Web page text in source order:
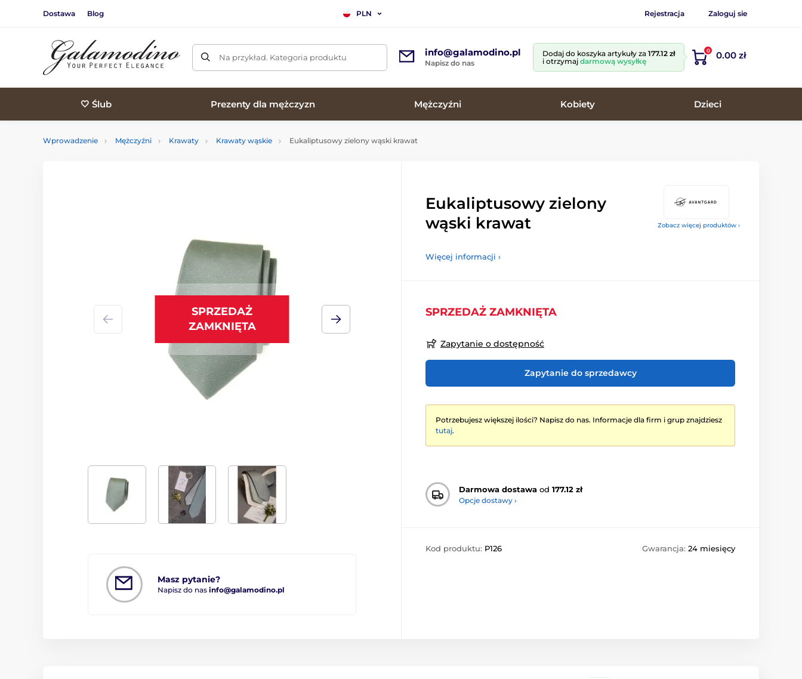
Dostawa Blog PLN Rejestracja Zaloguj sie
Na przykład. Kategoria produktu info@galamodino.pl
Napisz do nas
Dodaj do koszyka artykuły za 177.12 zł
i otrzymaj darmową wysyłkę
0 0.00 zł
🤍 Ślub Prezenty dla mężczyzn Mężczyźni Kobiety Dzieci
Wprowadzenie Mężczyźni Krawaty Krawaty wąskie Eukaliptusowy zielony wąski krawat
Zobacz więcej produktów ›
SPRZEDAŻ
ZAMKNIĘTA
Masz pytanie?
Napisz do nas info@galamodino.pl
Eukaliptusowy zielony
wąski krawat
Więcej informacji ›
SPRZEDAŻ ZAMKNIĘTA
Zapytanie o dostępność
Zapytanie do sprzedawcy
Potrzebujesz większej ilości? Napisz do nas. Informacje dla firm i grup znajdziesz
tutaj.
Darmowa dostawa od 177.12 zł
Opcje dostawy ›
Kod produktu: P126 Gwarancja: 24 miesięcy